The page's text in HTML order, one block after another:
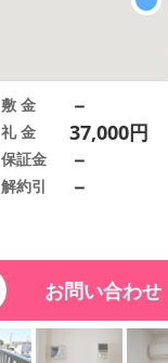
お問い合わせ
敷 金 －
礼 金 37,000円
保証金 －
解約引 －